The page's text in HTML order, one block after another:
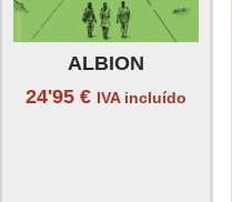
ALBION
24'95€ IVA incluído